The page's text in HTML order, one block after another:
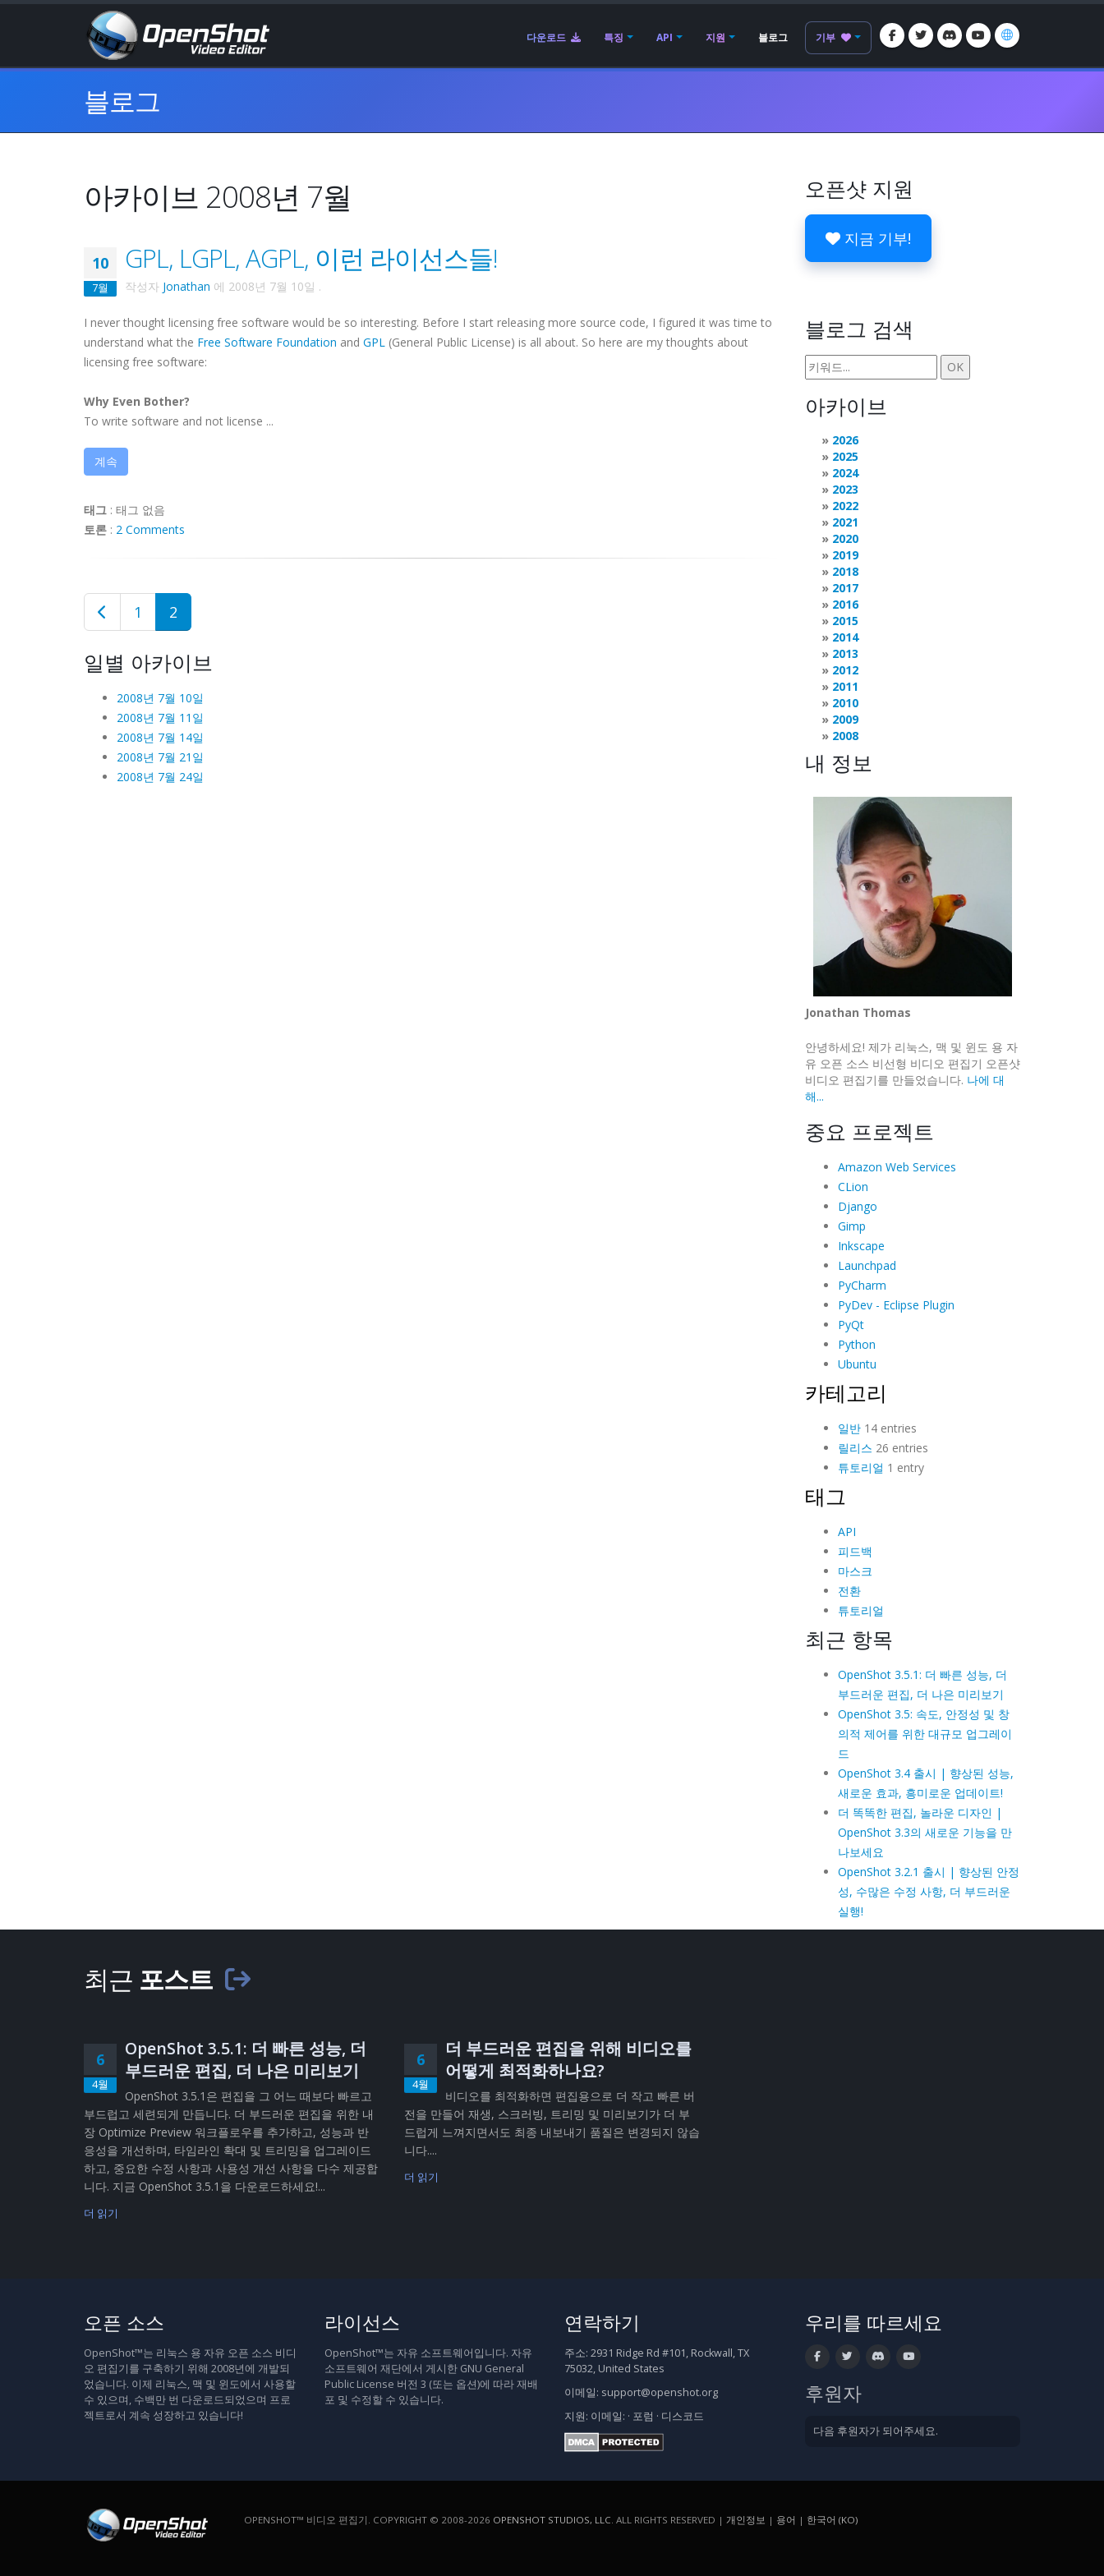
다운로드 특징 API 지원 블로그 기부
블로그
아카이브 2008년 7월
10
7월
GPL, LGPL, AGPL, 이런 라이선스들!
작성자 Jonathan 에 2008년 7월 10일 .
I never thought licensing free software would be so interesting. Before I start releasing more source code, I figured it was time to
understand what the Free Software Foundation and GPL (General Public License) is all about. So here are my thoughts about
licensing free software:
Why Even Bother?
To write software and not license ...
계속
태그 : 태그 없음
토론 : 2 Comments
1 2
일별 아카이브
2008년 7월 10일
2008년 7월 11일
2008년 7월 14일
2008년 7월 21일
2008년 7월 24일
오픈샷 지원
지금 기부!
블로그 검색
아카이브
2026
2025
2024
2023
2022
2021
2020
2019
2018
2017
2016
2015
2014
2013
2012
2011
2010
2009
2008
내 정보
Jonathan Thomas
안녕하세요! 제가 리눅스, 맥 및 윈도 용 자
유 오픈 소스 비선형 비디오 편집기 오픈샷
비디오 편집기를 만들었습니다. 나에 대
해...
중요 프로젝트
Amazon Web Services
CLion
Django
Gimp
Inkscape
Launchpad
PyCharm
PyDev - Eclipse Plugin
PyQt
Python
Ubuntu
카테고리
일반14 entries
릴리스 26 entries
튜토리얼 1 entry
태그
API
피드백
마스크
전환
튜토리얼
최근 항목
OpenShot 3.5.1: 더 빠른 성능, 더
부드러운 편집, 더 나은 미리보기
OpenShot 3.5: 속도, 안정성 및 창
의적 제어를 위한 대규모 업그레이
드
OpenShot 3.4 출시 | 향상된 성능,
새로운 효과, 흥미로운 업데이트!
더 똑똑한 편집, 놀라운 디자인 |
OpenShot 3.3의 새로운 기능을 만
나보세요
OpenShot 3.2.1 출시 | 향상된 안정
성, 수많은 수정 사항, 더 부드러운
실행!
최근 포스트
6
4월
OpenShot 3.5.1: 더 빠른 성능, 더
부드러운 편집, 더 나은 미리보기
OpenShot 3.5.1은 편집을 그 어느 때보다 빠르고
부드럽고 세련되게 만듭니다. 더 부드러운 편집을 위한 내
장 Optimize Preview 워크플로우를 추가하고, 성능과 반
응성을 개선하며, 타임라인 확대 및 트리밍을 업그레이드
하고, 중요한 수정 사항과 사용성 개선 사항을 다수 제공합
니다. 지금 OpenShot 3.5.1을 다운로드하세요!...
더 읽기
6
4월
더 부드러운 편집을 위해 비디오를
어떻게 최적화하나요?
비디오를 최적화하면 편집용으로 더 작고 빠른 버
전을 만들어 재생, 스크러빙, 트리밍 및 미리보기가 더 부
드럽게 느껴지면서도 최종 내보내기 품질은 변경되지 않습
니다....
더 읽기
오픈 소스
OpenShot™는 리눅스 용 자유 오픈 소스 비디
오 편집기를 구축하기 위해 2008년에 개발되
었습니다. 이제 리눅스, 맥 및 윈도에서 사용할
수 있으며, 수백만 번 다운로드되었으며 프로
젝트로서 계속 성장하고 있습니다!
라이선스
OpenShot™는 자유 소프트웨어입니다. 자유
소프트웨어 재단에서 게시한 GNU General
Public License 버전 3 (또는 옵션)에 따라 재배
포 및 수정할 수 있습니다.
연락하기
주소: 2931 Ridge Rd #101, Rockwall, TX
75032, United States
이메일: support@openshot.org
지원: 이메일: · 포럼 · 디스코드
우리를 따르세요
후원자
다음 후원자가 되어주세요.
OPENSHOT™ 비디오 편집기. COPYRIGHT © 2008-2026 OPENSHOT STUDIOS, LLC. ALL RIGHTS RESERVED | 개인정보 | 용어 | 한국어 (KO)